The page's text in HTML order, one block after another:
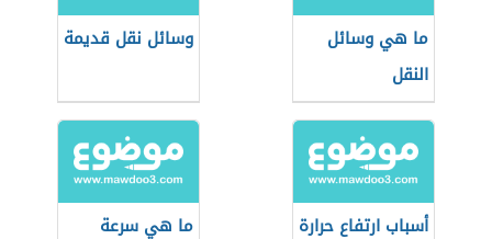
ما هي وسائل
النقل
وسائل نقل قديمة
أسباب ارتفاع حرارة
ما هي سرعة